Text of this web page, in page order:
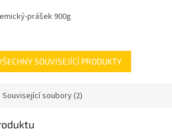
prášek 900g
SOUVISEJÍCÍ PRODUKTY
Související soubory (2)